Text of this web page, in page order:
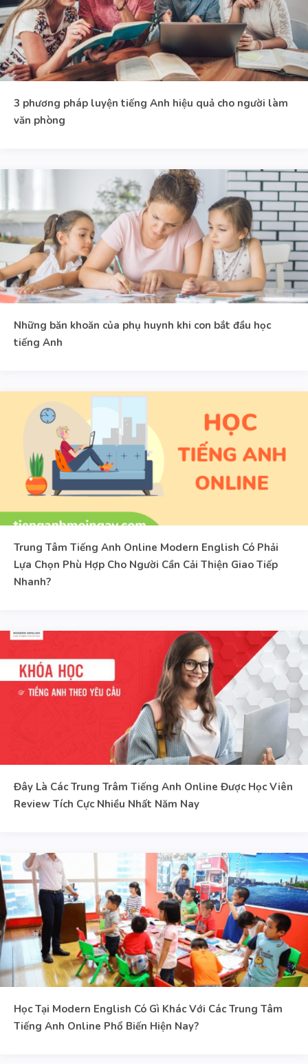
3 phương pháp luyện tiếng Anh hiệu quả cho người làm
văn phòng
Những băn khoăn của phụ huynh khi con bắt đầu học
tiếng Anh
Trung Tâm Tiếng Anh Online Modern English Có Phải
Lựa Chọn Phù Hợp Cho Người Cần Cải Thiện Giao Tiếp
Nhanh?
Đây Là Các Trung Trâm Tiếng Anh Online Được Học Viên
Review Tích Cực Nhiều Nhất Năm Nay
Học Tại Modern English Có Gì Khác Với Các Trung Tâm
Tiếng Anh Online Phổ Biến Hiện Nay?